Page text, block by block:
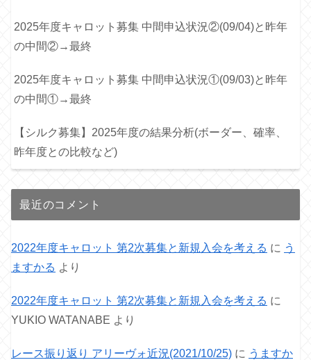
2025年度キャロット募集 中間申込状況②(09/04)と昨年
の中間②→最終
2025年度キャロット募集 中間申込状況①(09/03)と昨年
の中間①→最終
【シルク募集】2025年度の結果分析(ボーダー、確率、
昨年度との比較など)
最近のコメント
2022年度キャロット 第2次募集と新規入会を考える に う
ますかる より
2022年度キャロット 第2次募集と新規入会を考える に
YUKIO WATANABE より
レース振り返り アリーヴォ近況(2021/10/25) に うますか